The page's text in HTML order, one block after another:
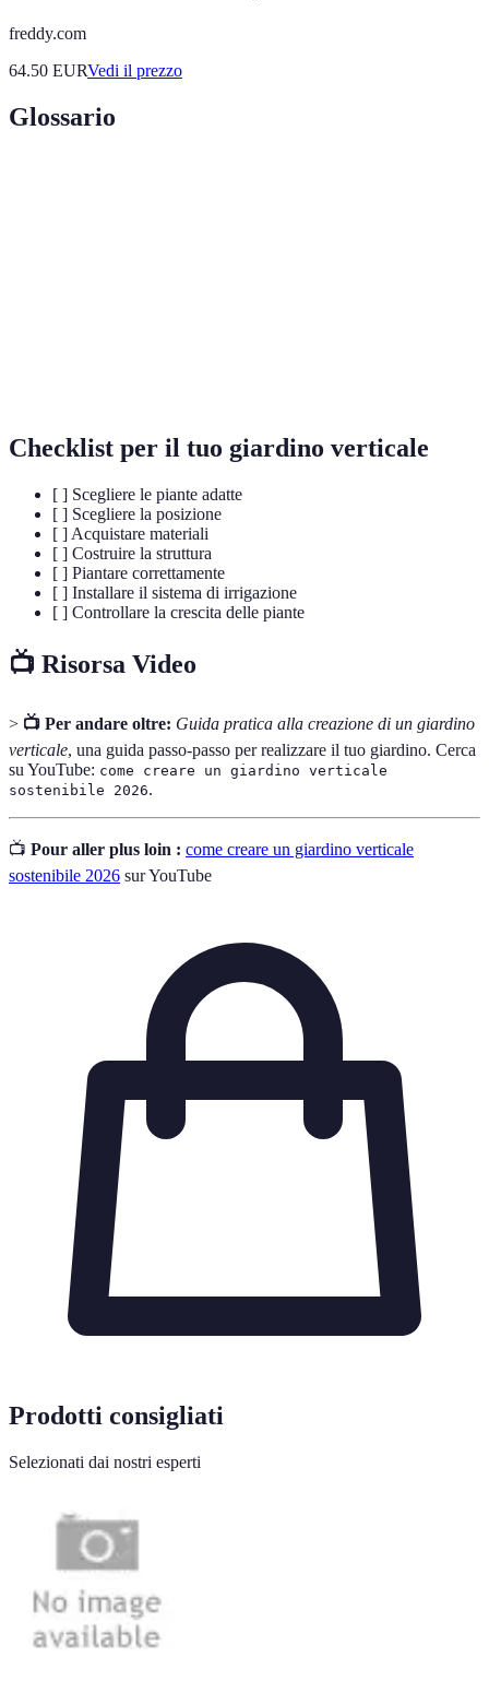
freddy.com
64.50 EURVedi il prezzo
Glossario
Checklist per il tuo giardino verticale
[ ] Scegliere le piante adatte
[ ] Scegliere la posizione
[ ] Acquistare materiali
[ ] Costruire la struttura
[ ] Piantare correttamente
[ ] Installare il sistema di irrigazione
[ ] Controllare la crescita delle piante
📺 Risorsa Video
> 📺 Per andare oltre: Guida pratica alla creazione di un giardino
verticale, una guida passo-passo per realizzare il tuo giardino. Cerca
su YouTube: come creare un giardino verticale
sostenibile 2026.
📺 Pour aller plus loin : come creare un giardino verticale
sostenibile 2026 sur YouTube
Prodotti consigliati
Selezionati dai nostri esperti